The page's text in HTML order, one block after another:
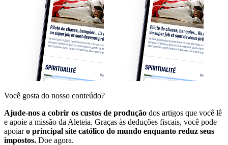
Você gosta do nosso conteúdo?
Ajude-nos a cobrir os custos de produção dos artigos que você lê
e apoie a missão da Aleteia. Graças às deduções fiscais, você pode
apoiaro principal site católico do mundo enquanto reduz seus
impostos. Doe agora.